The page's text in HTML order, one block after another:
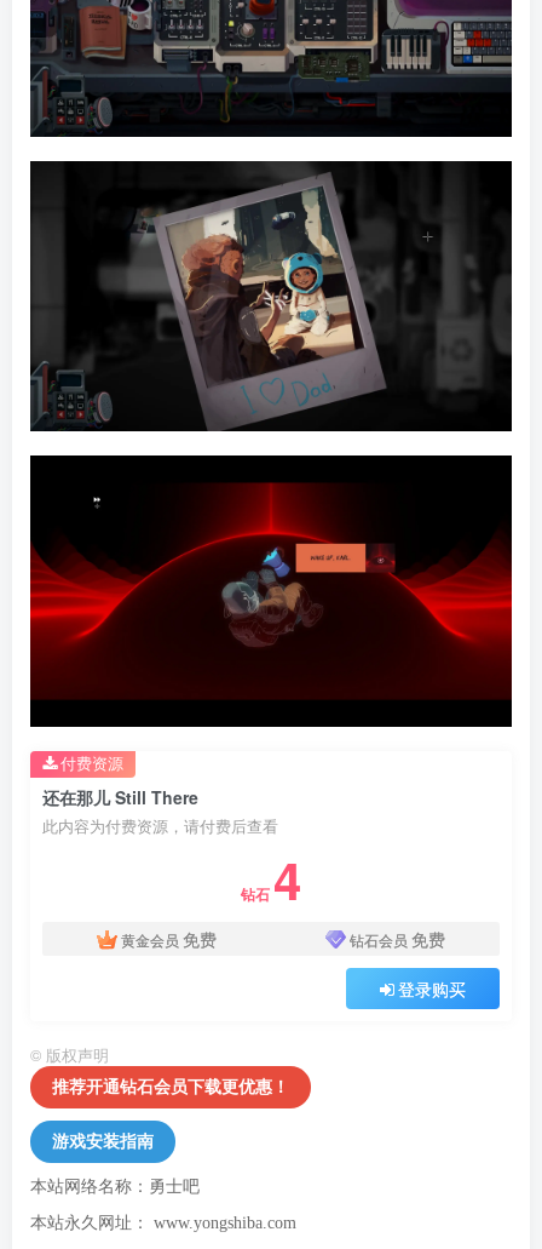
还在那儿 Still There
此内容为付费资源，请付费后查看
钻石 4
黄金会员 免费 钻石会员 免费
登录购买
付费资源
© 版权声明
推荐开通钻石会员下载更优惠！
游戏安装指南
本站网络名称：勇士吧
本站永久网址： www.yongshiba.com